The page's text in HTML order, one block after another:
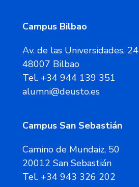
Campus Bilbao
Av. de las Universidades, 24
48007 Bilbao
Tel. +34 944 139 351
alumni@deusto.es
Campus San Sebastián
Camino de Mundaiz, 50
20012 San Sebastián
Tel. +34 943 326 202